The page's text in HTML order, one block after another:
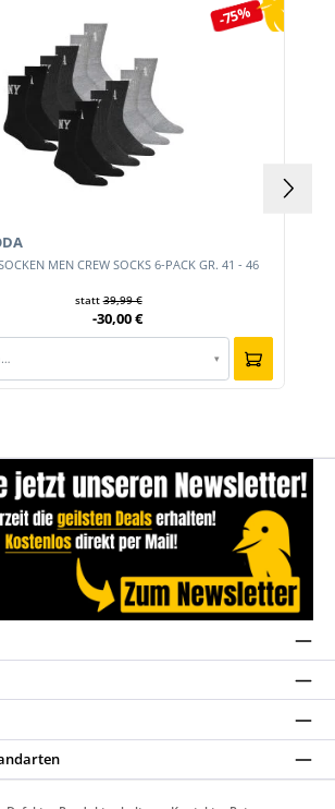
-75%
MEN CREW SOCKS 6-PACK GR. 41 - 46
statt39,99 €
-30,00 €
▾